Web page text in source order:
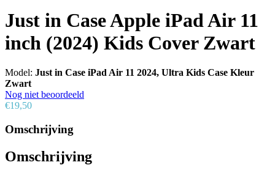
Just in Case Apple iPad Air 11
inch (2024) Kids Cover Zwart
Model: Just in Case iPad Air 11 2024, Ultra Kids Case Kleur
Zwart
Nog niet beoordeeld
€19,50
Omschrijving
Omschrijving